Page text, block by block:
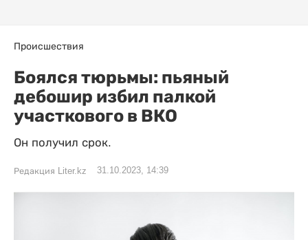
Происшествия
Боялся тюрьмы: пьяный
дебошир избил палкой
участкового в ВКО
Он получил срок.
Редакция Liter.kz 31.10.2023, 14:39